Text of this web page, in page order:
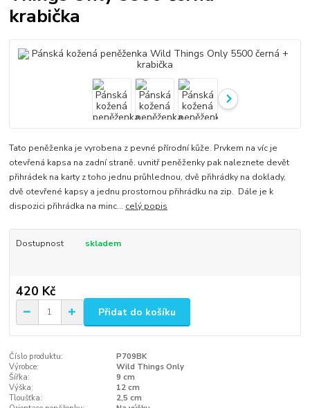
krabička
Tato peněženka je vyrobena z pevné přírodní kůže. Prvkem na víc je
otevřená kapsa na zadní straně. uvnitř peněženky pak naleznete devět
přihrádek na karty z toho jednu průhlednou, dvě přihrádky na doklady,
dvě otevřené kapsy a jednu prostornou přihrádku na zip. Dále je k
dispozici přihrádka na minc... celý popis
Dostupnost skladem
420 Kč
Přidat do košíku
Číslo produktu:
P709BK
Výrobce:
Wild Things Only
Šířka:
9 cm
Výška:
12 cm
Tloušťka:
2,5 cm